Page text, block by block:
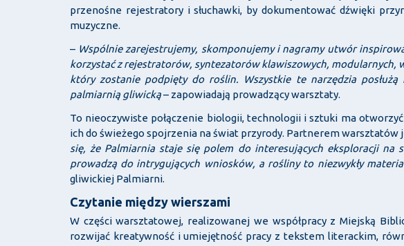
przenośne rejestratory i słuchawki, by dokumentować dźwięki
muzyczne.
– Wspólnie zarejestrujemy, skomponujemy i nagramy utwór
korzystać z rejestratorów, syntezatorów klawiszowych, modularnych,
który zostanie podpięty do roślin. Wszystkie te narzędzia
palmiarnią gliwicką– zapowiadają prowadzący warsztaty.
To nieoczywiste połączenie biologii, technologii i sztuki ma
ich do świeżego spojrzenia na świat przyrody. Partnerem warsztatów
się, że Palmiarnia staje się polem do interesujących eksploracji na
prowadzą do intrygujących wniosków, a rośliny to niezwykły
gliwickiej Palmiarni.
Czytanie między wierszami
W części warsztatowej, realizowanej we współpracy z Miejską
rozwijać kreatywność i umiejętność pracy z tekstem literackim,